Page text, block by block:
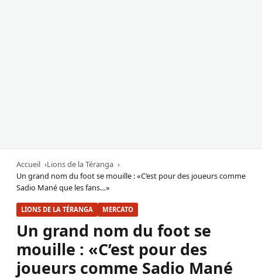
Accueil
Lions de la Téranga
Un grand nom du foot se mouille : «C’est pour des joueurs comme
Sadio Mané que les fans…»
LIONS DE LA TÉRANGA MERCATO
Un grand nom du foot se
mouille : «C’est pour des
joueurs comme Sadio Mané